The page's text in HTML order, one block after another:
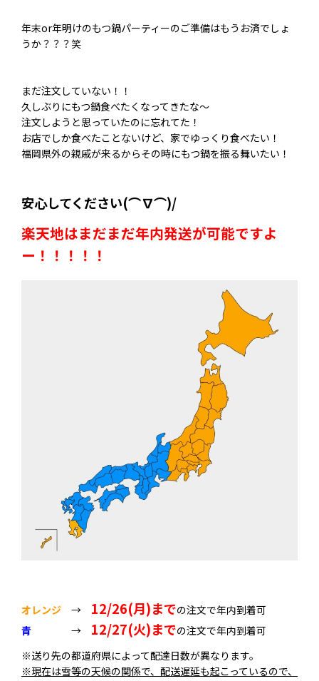
年末or年明けのもつ鍋パーティーのご準備はもうお済でしょ
うか？？？笑
まだ注文していない！！
久しぶりにもつ鍋食べたくなってきたな～
注文しようと思っていたのに忘れてた！
お店でしか食べたことないけど、家でゆっくり食べたい！
福岡県外の親戚が来るからその時にもつ鍋を振る舞いたい！
安心してください(⌒∇⌒)/
楽天地はまだまだ年内発送が可能ですよ
ー！！！！！
オレンジ → 12/26(月)までの注文で年内到着可
青 → 12/27(火)までの注文で年内到着可
※送り先の都道府県によって配達日数が異なります。
※現在は雪等の天候の関係で、配送遅延も起こっているので、